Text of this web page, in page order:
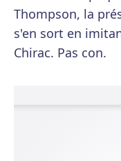
Thompson, la
s'en sort en
Chirac. Pas con.